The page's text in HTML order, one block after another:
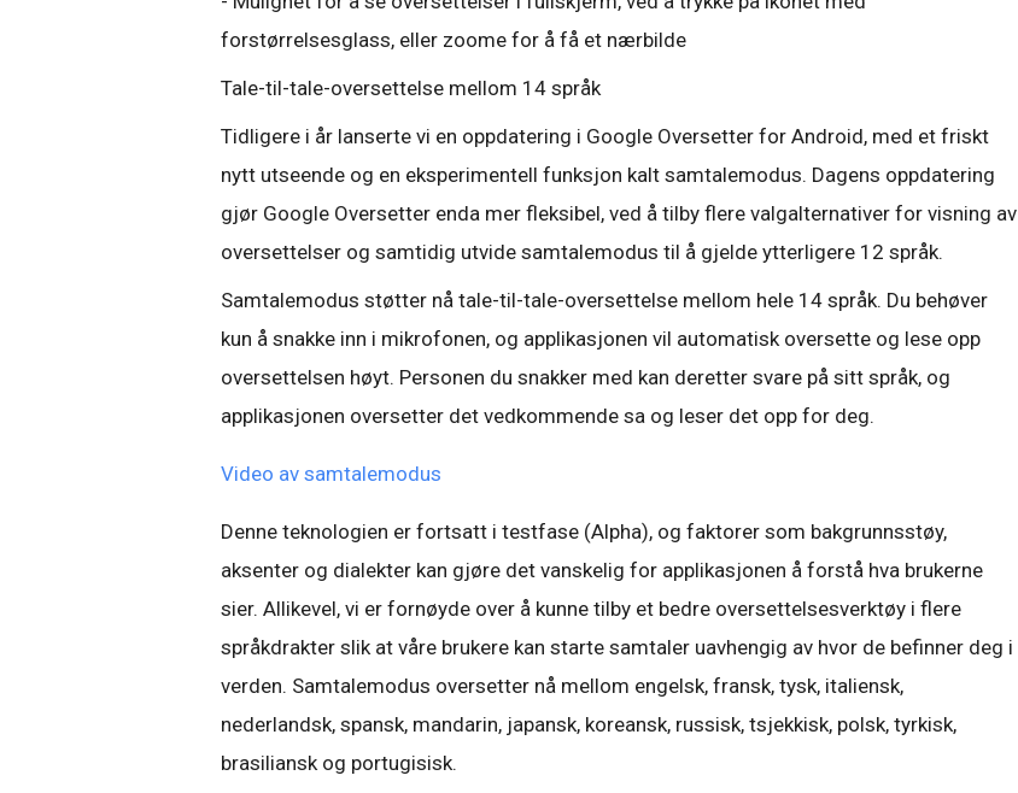
forstørrelsesglass, eller zoome for å få et nærbilde
Tale-til-tale-oversettelse mellom 14 språk
Tidligere i år lanserte vi en oppdatering i Google Oversetter for Android, med et friskt
nytt utseende og en eksperimentell funksjon kalt samtalemodus. Dagens oppdatering
gjør Google Oversetter enda mer fleksibel, ved å tilby flere valgalternativer for visning av
oversettelser og samtidig utvide samtalemodus til å gjelde ytterligere 12 språk.
Samtalemodus støtter nå tale-til-tale-oversettelse mellom hele 14 språk. Du behøver
kun å snakke inn i mikrofonen, og applikasjonen vil automatisk oversette og lese opp
oversettelsen høyt. Personen du snakker med kan deretter svare på sitt språk, og
applikasjonen oversetter det vedkommende sa og leser det opp for deg.
Video av samtalemodus
Denne teknologien er fortsatt i testfase (Alpha), og faktorer som bakgrunnsstøy,
aksenter og dialekter kan gjøre det vanskelig for applikasjonen å forstå hva brukerne
sier. Allikevel, vi er fornøyde over å kunne tilby et bedre oversettelsesverktøy i flere
språkdrakter slik at våre brukere kan starte samtaler uavhengig av hvor de befinner deg i
verden. Samtalemodus oversetter nå mellom engelsk, fransk, tysk, italiensk,
nederlandsk, spansk, mandarin, japansk, koreansk, russisk, tsjekkisk, polsk, tyrkisk,
brasiliansk og portugisisk.